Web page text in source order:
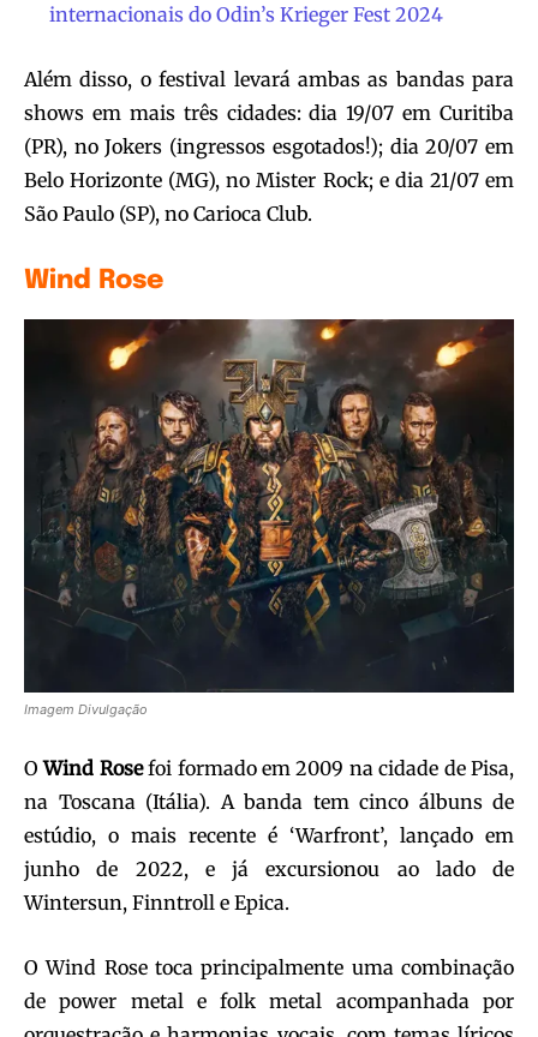
internacionais do Odin’s Krieger Fest 2024
Além disso, o festival levará ambas as bandas para
shows em mais três cidades: dia 19/07 em Curitiba
(PR), no Jokers (ingressos esgotados!); dia 20/07 em
Belo Horizonte (MG), no Mister Rock; e dia 21/07 em
São Paulo (SP), no Carioca Club.
Wind Rose
Imagem Divulgação
OWind Rosefoi formado em 2009 na cidade de Pisa,
na Toscana (Itália). A banda tem cinco álbuns de
estúdio, o mais recente é ‘Warfront’, lançado em
junho de 2022, e já excursionou ao lado de
Wintersun, Finntroll e Epica.
O Wind Rose toca principalmente uma combinação
de power metal e folk metal acompanhada por